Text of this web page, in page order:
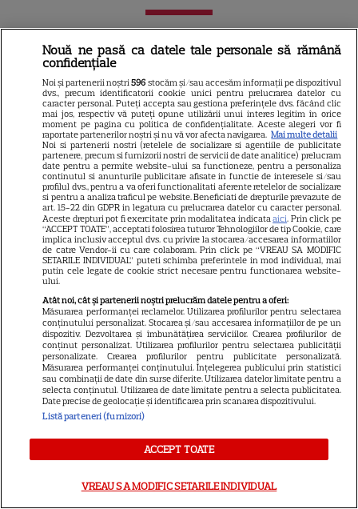
VEDETE STRĂINE
Vedetele de la Hollywood care
nu s-au căsătorit niciodată. De
ce Leonardo DiCaprio și
Charlize Theron au evitat
altarul
68
VEDETE ROMÂNEŞTI
Vedete din România care au
ales nume speciale pentru
copii: de la Nina, fetița Laurei
Cosoi, la Jessica lui Pepe și
Josephine a Ginei Pistol
Exclusiv
16
TELEVIZIUNE
Oana Monea, dezvăluiri despre
„Insula Iubirii: Reuniuni”. Ce
spune despre foștii
concurenți: „Anumite lucruri
au rămas nerezolvate”
EXCLUSIV
Nouă ne pasă ca datele tale personale să rămână
confidențiale
Noi și partenerii noștri596 stocăm și/sau accesăm informații pe dispozitivul
dvs., precum identificatorii cookie unici pentru prelucrarea datelor cu
caracter personal. Puteți accepta sau gestiona preferințele dvs. făcând clic
mai jos, respectiv vă puteți opune utilizării unui interes legitim în orice
moment pe pagina cu politica de confidențialitate. Aceste alegeri vor fi
raportate partenerilor noștri și nu vă vor afecta navigarea. Mai multe detalii
Noi si partenerii nostri (retelele de socializare si agentiile de publicitate
partenere, precum si furnizorii nostri de servicii de date analitice) prelucram
date pentru a permite website-ului sa functioneze, pentru a personaliza
continutul si anunturile publicitare afisate in functie de interesele si/sau
profilul dvs., pentru a va oferi functionalitati aferente retelelor de socializare
si pentru a analiza traficul pe website. Beneficiati de drepturile prevazute de
art. 15-22 din GDPR in legatura cu prelucrarea datelor cu caracter personal.
Aceste drepturi pot fi exercitate prin modalitatea indicataaici. Prin click pe
“ACCEPT TOATE”, acceptati folosirea tuturor Tehnologiilor de tip Cookie, care
implica inclusiv acceptul dvs. cu privire la stocarea/accesarea informatiilor
de catre Vendor-ii cu care colaboram. Prin click pe “VREAU SA MODIFIC
SETARILE INDIVIDUAL” puteti schimba preferintele in mod individual, mai
putin cele legate de cookie strict necesare pentru functionarea website-
ului.
Atât noi, cât și partenerii noștri prelucrăm datele pentru a oferi:
Măsurarea performanței reclamelor. Utilizarea profilurilor pentru selectarea
conținutului personalizat. Stocarea și/sau accesarea informațiilor de pe un
dispozitiv. Dezvoltarea și îmbunătățirea serviciilor. Crearea profilurilor de
conținut personalizat. Utilizarea profilurilor pentru selectarea publicității
personalizate. Crearea profilurilor pentru publicitate personalizată.
Măsurarea performanței conținutului. Înțelegerea publicului prin statistici
sau combinații de date din surse diferite. Utilizarea datelor limitate pentru a
selecta conținutul. Utilizarea de date limitate pentru a selecta publicitatea.
Date precise de geolocație și identificarea prin scanarea dispozitivului.
Listă parteneri (furnizori)
ACCEPT TOATE
VREAU SA MODIFIC SETARILE INDIVIDUAL